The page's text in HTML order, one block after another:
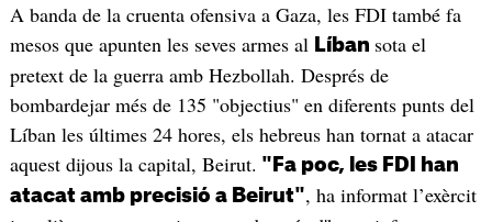
A banda de la cruenta ofensiva a Gaza, les FDI també fa
mesos que apunten les seves armes al Líban sota el
pretext de la guerra amb Hezbollah. Després de
bombardejar més de 135 "objectius" en diferents punts del
Líban les últimes 24 hores, els hebreus han tornat a atacar
aquest dijous la capital, Beirut. "Fa poc, les FDI han
atacat amb precisió a Beirut", ha informat l’exèrcit